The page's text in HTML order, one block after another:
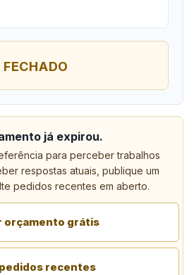
FECHADO
já expirou.
para perceber trabalhos
respostas atuais, publique um
pedidos recentes em aberto.
orçamento grátis
recentes